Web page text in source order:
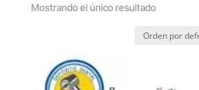
Mostrando el único resultado